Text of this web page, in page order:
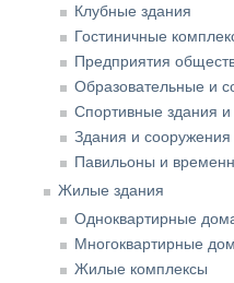
Клубные здания
Гостиничные
Предприятия
Образовательные и
Спортивные здания
Здания и сооружения
Павильоны и
Жилые здания
Одноквартирные
Многоквартирные
Жилые комплексы